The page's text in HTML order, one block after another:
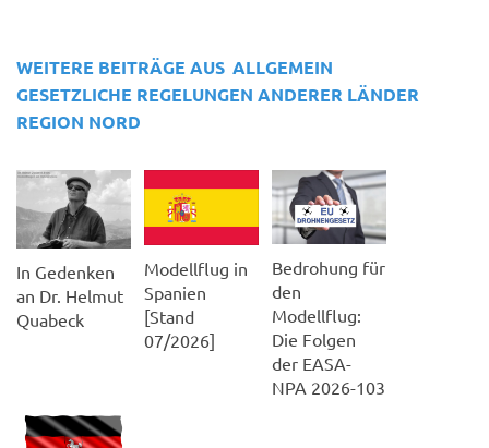
WEITERE BEITRÄGE AUS ALLGEMEIN
GESETZLICHE REGELUNGEN ANDERER LÄNDER
REGION NORD
In Gedenken
an Dr. Helmut
Quabeck
Modellflug in
Spanien
[Stand
07/2026]
Bedrohung für
den
Modellflug:
Die Folgen
der EASA-
NPA 2026-103